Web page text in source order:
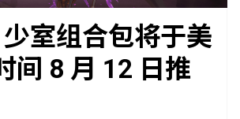
室组合包将于美
间 8 月 12 日推